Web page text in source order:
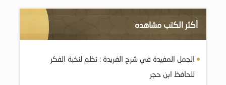
أكثر الكتب مشاهده
الجمل المفيدة في شرح الفريدة : نظم لنخبة الفكر
للحافظ ابن حجر